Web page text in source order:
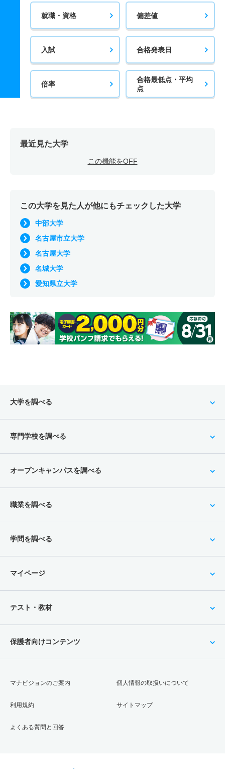
就職・資格 偏差値
入試 合格発表日
倍率
合格最低点・平均
点
最近見た大学
この機能をOFF
この大学を見た人が他にもチェックした大学
中部大学
名古屋市立大学
名古屋大学
名城大学
愛知県立大学
大学を調べる
専門学校を調べる
オープンキャンパスを調べる
職業を調べる
学問を調べる
マイページ
テスト・教材
保護者向けコンテンツ
マナビジョンのご案内
利用規約
よくある質問と回答
個人情報の取扱いについて
サイトマップ